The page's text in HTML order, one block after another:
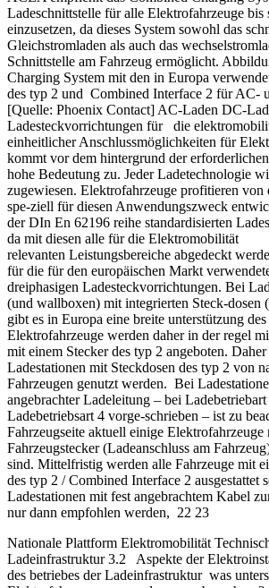
Ladeschnittstelle für alle Elektrofahrzeuge bis
einzusetzen, da dieses System sowohl das
Gleichstromladen als auch das
Schnittstelle am Fahrzeug ermöglicht.
Charging System mit den in Europa
des typ 2 und Combined Interface 2 für AC-
[Quelle: Phoenix Contact] AC-Laden DC-
Ladesteckvorrichtungen für die
einheitlicher Anschlussmöglichkeiten für
kommt vor dem hintergrund der
hohe Bedeutung zu. Jeder Ladetechnologie
zugewiesen. Elektrofahrzeuge profitieren von
spe-ziell für diesen Anwendungszweck
der DIn En 62196 reihe standardisierten
da mit diesen alle für die Elektromobilität
relevanten Leistungsbereiche abgedeckt
für die für den europäischen Markt
dreiphasigen Ladesteckvorrichtungen. Bei
(und wallboxen) mit integrierten Steck-dosen
gibt es in Europa eine breite unterstützung
Elektrofahrzeuge werden daher in der regel
mit einem Stecker des typ 2 angeboten.
Ladestationen mit Steckdosen des typ 2 von
Fahrzeugen genutzt werden. Bei
angebrachter Ladeleitung – bei
Ladebetriebsart 4 vorge-schrieben – ist zu
Fahrzeugseite aktuell einige Elektrofahrzeuge
Fahrzeugstecker (Ladeanschluss am
sind. Mittelfristig werden alle Fahrzeuge mit
des typ 2 / Combined Interface 2 ausgestattet
Ladestationen mit fest angebrachtem Kabel
nur dann empfohlen werden, 22 23
Nationale Plattform Elektromobilität
Ladeinfrastruktur 3.2 Aspekte der
des betriebes der Ladeinfrastruktur was